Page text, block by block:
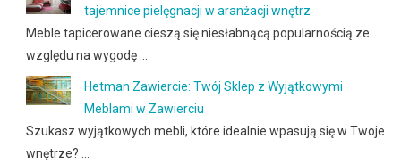
tajemnice pielęgnacji w aranżacji wnętrz
Meble tapicerowane cieszą się niesłabnącą popularnością ze
względu na wygodę …
Hetman Zawiercie: Twój Sklep z Wyjątkowymi
Meblami w Zawierciu
Szukasz wyjątkowych mebli, które idealnie wpasują się w Twoje
wnętrze? …